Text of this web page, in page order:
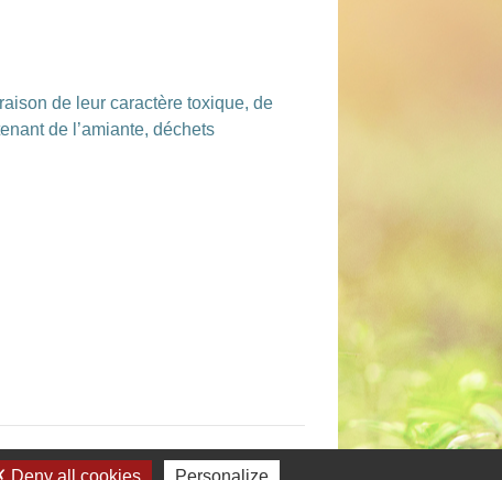
de leur caractère toxique, de
de l’amiante, déchets
Deny all cookies Personalize